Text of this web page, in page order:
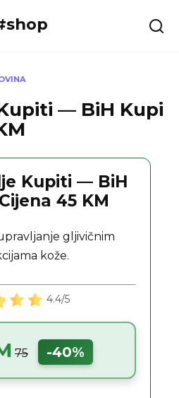
— BiH Kupi
Kupiti — BiH
45 KM
gljivičnim
kože.
4.4/5
75 -40%